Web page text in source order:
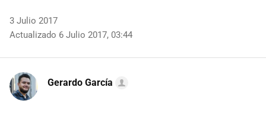
3 Julio 2017
Actualizado 6 Julio 2017, 03:44
Gerardo García